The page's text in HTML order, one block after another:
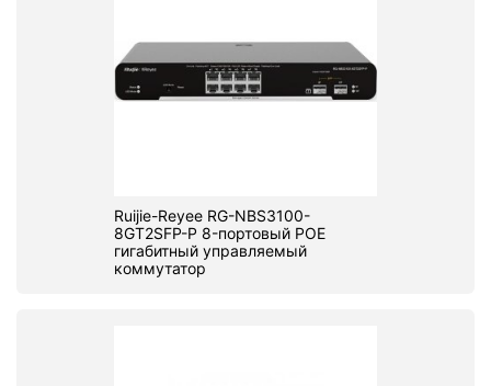
Ruijie-Reyee RG-NBS3100-
8GT2SFP-P 8-портовый POE
гигабитный управляемый
коммутатор